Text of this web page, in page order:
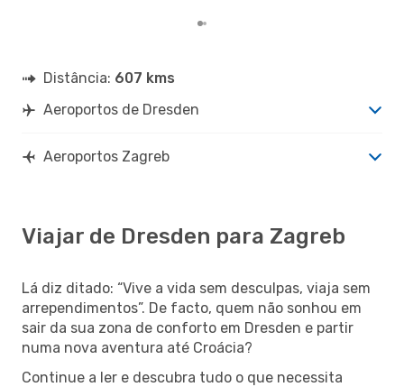
Distância: 607 kms
Aeroportos de Dresden
Aeroportos Zagreb
Viajar de Dresden para Zagreb
Lá diz ditado: “Vive a vida sem desculpas, viaja sem
arrependimentos”. De facto, quem não sonhou em
sair da sua zona de conforto em Dresden e partir
numa nova aventura até Croácia?
Continue a ler e descubra tudo o que necessita